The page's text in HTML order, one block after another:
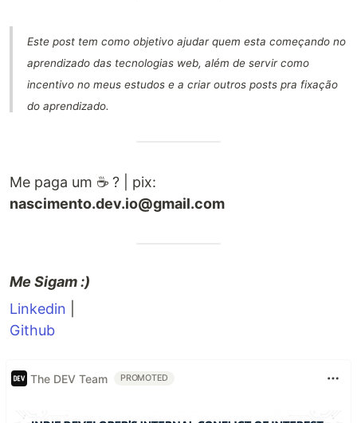
Este post tem como objetivo ajudar quem esta começando no
aprendizado das tecnologias web, além de servir como
incentivo no meus estudos e a criar outros posts pra fixação
do aprendizado.
Me paga um ☕ ? | pix:
nascimento.dev.io@gmail.com
Me Sigam :)
Linkedin
Github
The DEV Team PROMOTED